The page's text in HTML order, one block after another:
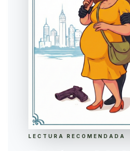
LECTURA RECOMENDADA